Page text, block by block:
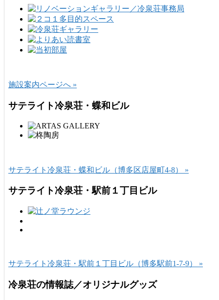
施設案内ページへ »
サテライト冷泉荘・蝶和ビル
サテライト冷泉荘・蝶和ビル（博多区店屋町4-8） »
サテライト冷泉荘・駅前１丁目ビル
サテライト冷泉荘・駅前１丁目ビル（博多駅前1-7-9） »
冷泉荘の情報誌／オリジナルグッズ